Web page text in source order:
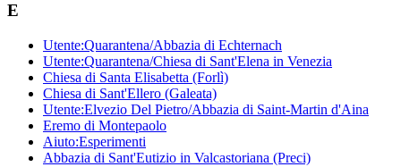
E
Utente:Quarantena/Abbazia di Echternach
Utente:Quarantena/Chiesa di Sant'Elena in Venezia
Chiesa di Santa Elisabetta (Forlì)
Chiesa di Sant'Ellero (Galeata)
Utente:Elvezio Del Pietro/Abbazia di Saint-Martin d'Aina
Eremo di Montepaolo
Aiuto:Esperimenti
Abbazia di Sant'Eutizio in Valcastoriana (Preci)